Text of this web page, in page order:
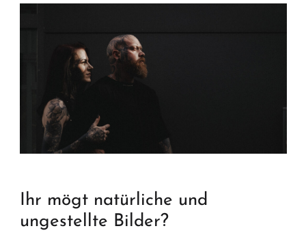
Ihr mögt natürliche und
ungestellte Bilder?